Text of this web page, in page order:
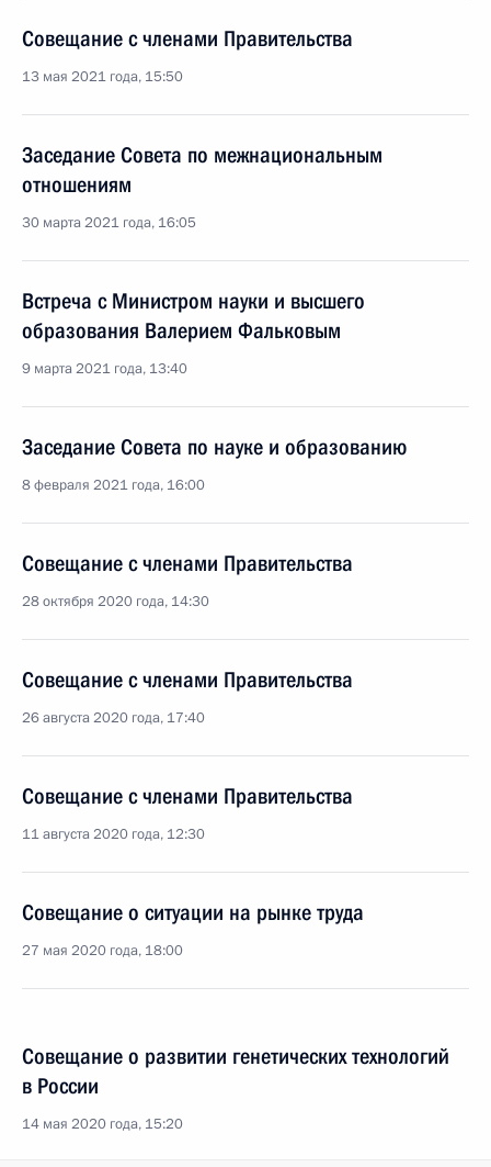
Совещание с членами Правительства
13 мая 2021 года, 15:50
Заседание Совета по межнациональным
отношениям
30 марта 2021 года, 16:05
Встреча с Министром науки и высшего
образования Валерием Фальковым
9 марта 2021 года, 13:40
Заседание Совета по науке и образованию
8 февраля 2021 года, 16:00
Совещание с членами Правительства
28 октября 2020 года, 14:30
Совещание с членами Правительства
26 августа 2020 года, 17:40
Совещание с членами Правительства
11 августа 2020 года, 12:30
Совещание о ситуации на рынке труда
27 мая 2020 года, 18:00
Совещание о развитии генетических технологий
в России
14 мая 2020 года, 15:20